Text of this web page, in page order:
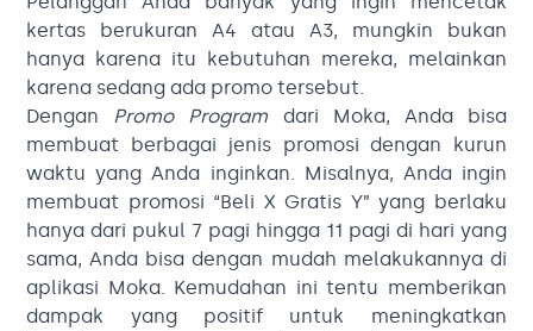
kertas berukuran A4 atau A3, mungkin bukan
hanya karena itu kebutuhan mereka, melainkan
karena sedang ada promo tersebut.
Dengan Promo Program dari Moka, Anda bisa
membuat berbagai jenis promosi dengan kurun
waktu yang Anda inginkan. Misalnya, Anda ingin
membuat promosi “Beli X Gratis Y” yang berlaku
hanya dari pukul 7 pagi hingga 11 pagi di hari yang
sama, Anda bisa dengan mudah melakukannya di
aplikasi Moka. Kemudahan ini tentu memberikan
dampak yang positif untuk meningkatkan